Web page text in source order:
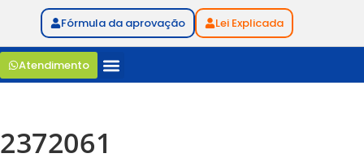
Fórmula da aprovação Lei Explicada
Atendimento
2372061